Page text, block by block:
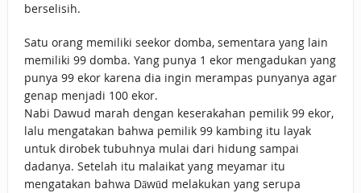
berselisih.
Satu orang memiliki seekor domba, sementara yang lain
memiliki 99 domba. Yang punya 1 ekor mengadukan yang
punya 99 ekor karena dia ingin merampas punyanya agar
genap menjadi 100 ekor.
Nabi Dawud marah dengan keserakahan pemilik 99 ekor,
lalu mengatakan bahwa pemilik 99 kambing itu layak
untuk dirobek tubuhnya mulai dari hidung sampai
dadanya. Setelah itu malaikat yang meyamar itu
mengatakan bahwa Dāwūd melakukan yang serupa